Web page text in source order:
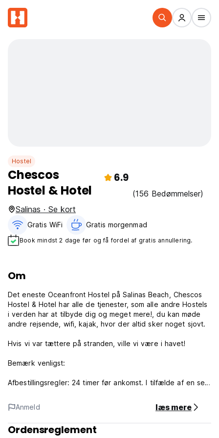
Hostel
Chescos
Hostel & Hotel
6.9
(156 Bedømmelser)
Salinas · Se kort
Gratis WiFi Gratis morgenmad‎
Book mindst 2 dage før og få fordel af gratis annullering.
Om
Det eneste Oceanfront Hostel på Salinas Beach, Chescos
Hostel & Hotel har alle de tjenester, som alle andre Hostels
i verden har at tilbyde dig og meget mere!, du kan møde
andre rejsende, wifi, kajak, hvor der altid sker noget sjovt.
Hvis vi var tættere på stranden, ville vi være i havet!
Bemærk venligst:
Afbestillingsregler: 24 timer før ankomst. I tilfælde af en sen
første nat af dit ophold.
Check ind fra kl. 14.00
Check ud inden kl. 12.00.
Anmeld læs mere
Ordensreglement